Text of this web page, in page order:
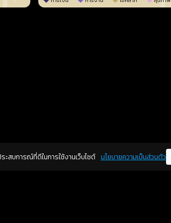
ะสบการณ์ที่ดีในการใช้งานเว็บไซต์ นโยบายความเป็นส่วนตัว